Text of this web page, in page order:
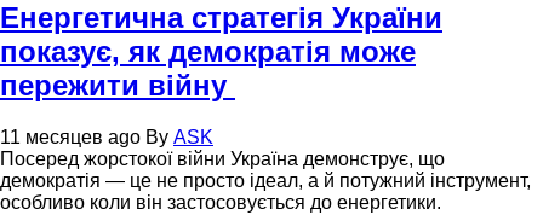
Енергетична стратегія України
показує, як демократія може
пережити війну
11 месяцев ago By ASK
Посеред жорстокої війни Україна демонструє, що
демократія — це не просто ідеал, а й потужний інструмент,
особливо коли він застосовується до енергетики.